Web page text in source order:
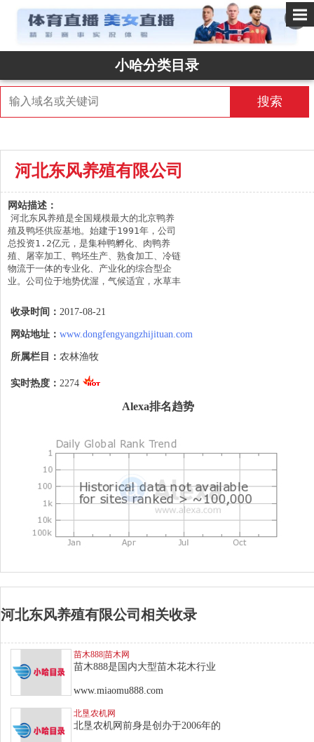
✕
小哈分类目录
搜索
河北东风养殖有限公司
网站描述：
河北东风养殖是全国规模最大的北京鸭养
殖及鸭坯供应基地。始建于1991年，公司
总投资1.2亿元，是集种鸭孵化、肉鸭养
殖、屠宰加工、鸭坯生产、熟食加工、冷链
物流于一体的专业化、产业化的综合型企
业。公司位于地势优渥，气候适宜，水草丰
境。中国农科院北京畜牧兽医研究所经过多
年选育，研发出最适合中国烤鸭的优良品
种-肥脂型Z型北京鸭。东风养殖是我国农业
型北京鸭唯一的推广示范基地。
收录时间： 2017-08-21
网站地址： www.dongfengyangzhijituan.com
所属栏目： 农林渔牧
实时热度： 2274
Alexa排名趋势
河北东风养殖有限公司相关收录
苗木888|苗木网
苗木888是国内大型苗木花木行业
www.miaomu888.com
北垦农机网
北垦农机网前身是创办于2006年的